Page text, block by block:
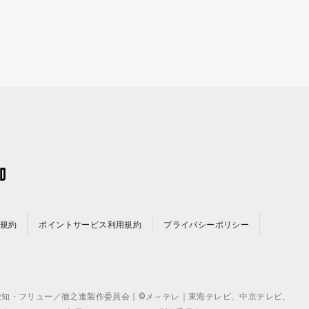
約 ポイントサービス利用規約 プライバシーポリシー
フリュー／徹之進製作委員会｜©メ～テレ｜東海テレビ、中京テレビ、